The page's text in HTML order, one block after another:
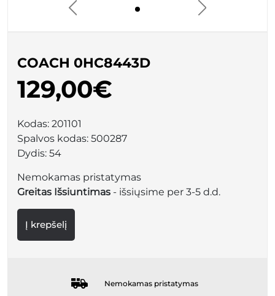
COACH 0HC8443D
129,00€
Kodas: 201101
Spalvos kodas: 500287
Dydis: 54
Nemokamas pristatymas
Greitas Išsiuntimas - išsiųsime per 3-5 d.d.
Į krepšelį
Nemokamas pristatymas